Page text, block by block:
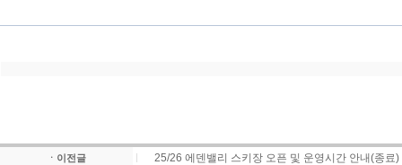
ㆍ이전글 25/26 에덴밸리 스키장 오픈 및 운영시간 안내(종료)